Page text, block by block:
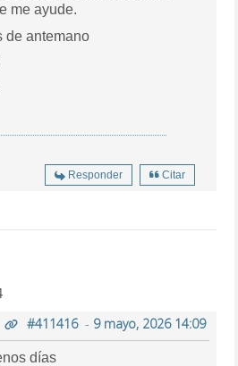
me ayude.
de antemano
Responder Citar
#411416- 9 mayo, 2026 14:09
días